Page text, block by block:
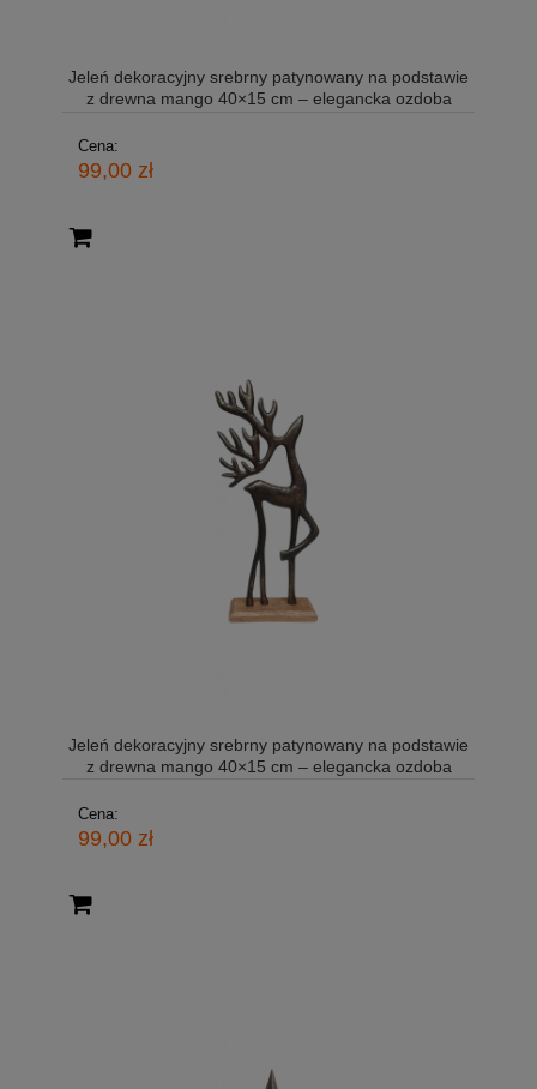
Jeleń dekoracyjny srebrny patynowany na podstawie
z drewna mango 40×15 cm – elegancka ozdoba
Cena:
99,00 zł
Jeleń dekoracyjny srebrny patynowany na podstawie
z drewna mango 40×15 cm – elegancka ozdoba
Cena:
99,00 zł